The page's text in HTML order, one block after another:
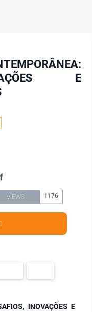
E
VIEWS 1176
INOVAÇÕES E